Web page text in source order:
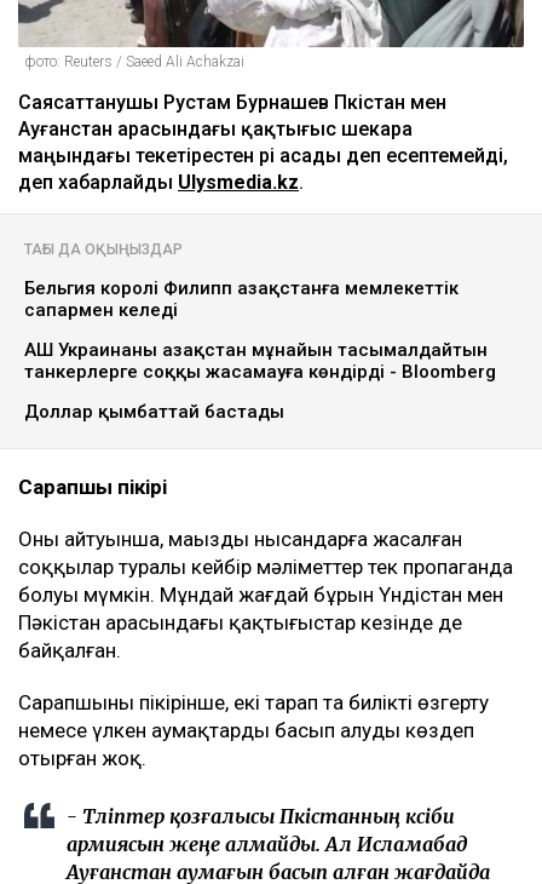
фото: Reuters / Saeed Ali Achakzai
Саясаттанушы Рустам Бурнашев Пәкістан мен
Ауғанстан арасындағы қақтығыс шекара
маңындағы текетірестен әрі асады деп есептемейді,
деп хабарлайды Ulysmedia.kz.
ТАҒЫ ДА ОҚЫҢЫЗДАР
Бельгия королі Филипп Қазақстанға мемлекеттік
сапармен келеді
АҚШ Украинаны Қазақстан мұнайын тасымалдайтын
танкерлерге соққы жасамауға көндірді - Bloomberg
Доллар қымбаттай бастады
Сарапшы пікірі
Оның айтуынша, маңызды нысандарға жасалған
соққылар туралы кейбір мәліметтер тек пропаганда
болуы мүмкін. Мұндай жағдай бұрын Үндістан мен
Пәкістан арасындағы қақтығыстар кезінде де
байқалған.
Сарапшының пікірінше, екі тарап та билікті өзгерту
немесе үлкен аумақтарды басып алуды көздеп
отырған жоқ.
- Тәліптер қозғалысы Пәкістанның кәсіби
армиясын жеңе алмайды. Ал Исламабад
Ауғанстан аумағын басып алған жағдайда